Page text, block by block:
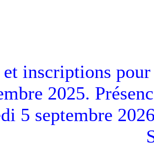
inscriptions
2025.
5 septembre